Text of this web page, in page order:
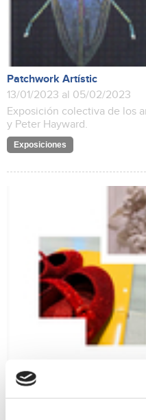
Patchwork Artístic
13/01/2023 al 05/02/2023
Exposición colectiva de los
y Peter Hayward.
Exposiciones
Semiótica efímera
13/01/2023 al 12/02/2023